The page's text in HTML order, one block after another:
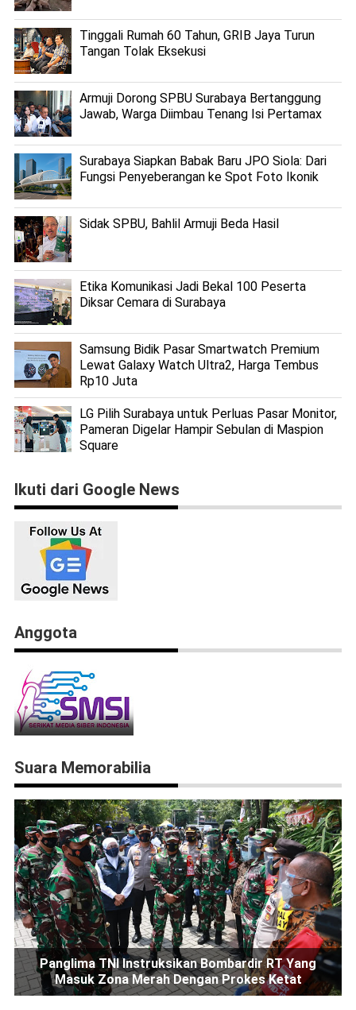
Tinggali Rumah 60 Tahun, GRIB Jaya Turun
Tangan Tolak Eksekusi
Armuji Dorong SPBU Surabaya Bertanggung
Jawab, Warga Diimbau Tenang Isi Pertamax
Surabaya Siapkan Babak Baru JPO Siola: Dari
Fungsi Penyeberangan ke Spot Foto Ikonik
Sidak SPBU, Bahlil Armuji Beda Hasil
Etika Komunikasi Jadi Bekal 100 Peserta
Diksar Cemara di Surabaya
Samsung Bidik Pasar Smartwatch Premium
Lewat Galaxy Watch Ultra2, Harga Tembus
Rp10 Juta
LG Pilih Surabaya untuk Perluas Pasar Monitor,
Pameran Digelar Hampir Sebulan di Maspion
Square
Ikuti dari Google News
Anggota
Suara Memorabilia
Panglima TNI Instruksikan Bombardir RT Yang
Masuk Zona Merah Dengan Prokes Ketat